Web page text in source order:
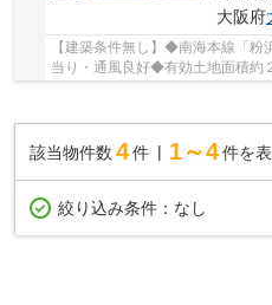
大阪府
【建築条件無し】◆南海本線「
当り・通風良好◆有効土地面積約
可能な便利な立地です
該当物件数 4件 1～4 件を
絞り込み条件： なし